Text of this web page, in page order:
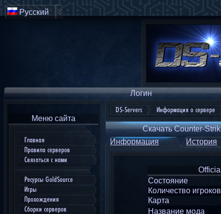
Логин
Меню сайта
Главная
Правила серверов
Связаться с нами
Ресурсы GoldSource
Игры
Прохождения
Сборки серверов
DS-Servers Информация о сервере
Скачать Counter-
Информация
История
Состояние
Количество игроков
Карта
Название мода
Русский